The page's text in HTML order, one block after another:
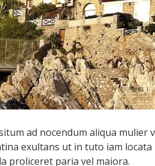
ad nocendum aliqua
exultans ut in tuto iam
proliceret paria vel maiora.